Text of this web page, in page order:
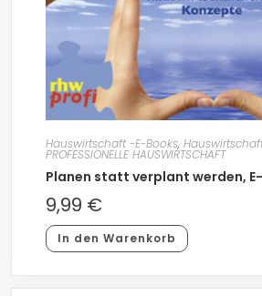
Hauswirtschaft -E-Books,
PROFESSIONELLE HAUSWIRTSCHAFT
Planen statt verplant werden,
9,99 €
In den Warenkorb